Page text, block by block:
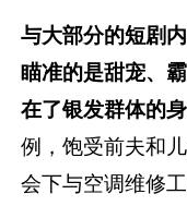
与大部分的短剧
瞄准的是甜宠、
在了银发群体的身
例，饱受前夫和
会下与空调维修